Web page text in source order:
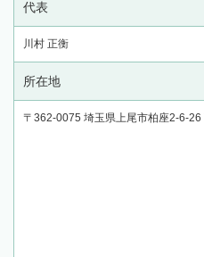
代表
川村 正衡
所在地
〒362-0075 埼玉県上尾市柏座2-6-